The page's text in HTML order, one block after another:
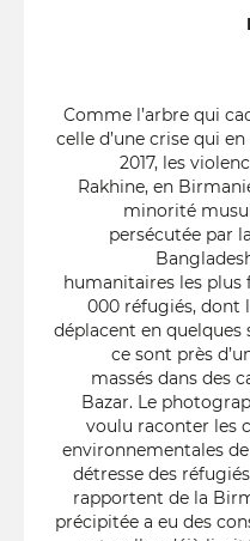
Comme l’arbre qui
celle d’une crise qui
2017, les
Rakhine, en
minorité
persécutée par
humanitaires les plus
000 réfugiés, dont
déplacent en quelques
ce sont près
massés dans des
Bazar. Le
voulu raconter les
environnementales
détresse des
rapportent de la
précipitée a eu des